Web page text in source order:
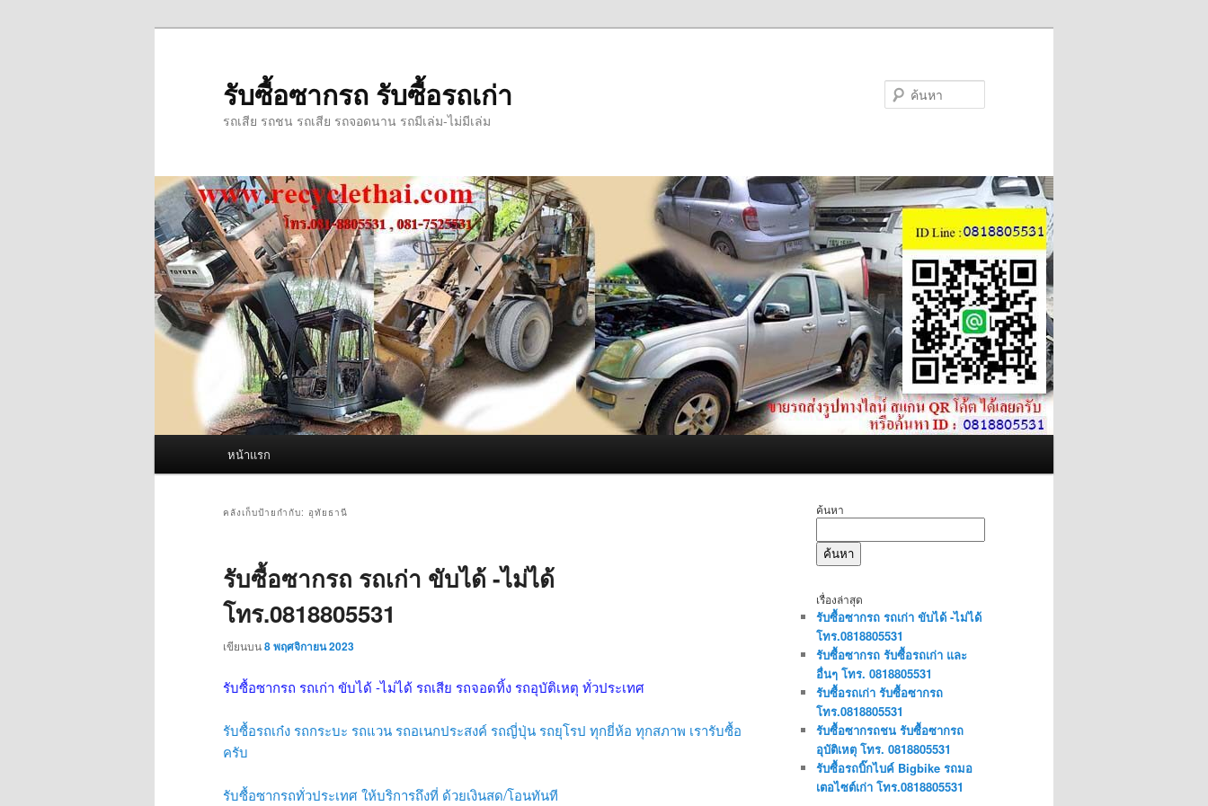
รับซื้อซากรถ รับซื้อรถเก่า
รถเสีย รถชน รถเสีย รถจอดนาน รถมีเล่ม-ไม่มีเล่ม
หน้าแรก
คลังเก็บป้ายกำกับ: อุทัยธานี
รับซื้อซากรถ รถเก่า ขับได้ -ไม่ได้
โทร.0818805531
เขียนบน8 พฤศจิกายน 2023
รับซื้อซากรถ รถเก่า ขับได้ -ไม่ได้ รถเสีย รถจอดทิ้ง รถอุบัติเหตุ ทั่วประเทศ
รับซื้อรถเก๋ง รถกระบะ รถแวน รถอเนกประสงค์ รถญี่ปุ่น รถยุโรป ทุกยี่ห้อ ทุกสภาพ เรารับซื้อ
ครับ
รับซื้อซากรถทั่วประเทศ ให้บริการถึงที่ ด้วยเงินสด/โอนทันที
ค้นหา
ค้นหา
เรื่องล่าสุด
รับซื้อซากรถ รถเก่า ขับได้ -ไม่ได้
โทร.0818805531
รับซื้อซากรถ รับซื้อรถเก่า และ
อื่นๆ โทร. 0818805531
รับซื้อรถเก่า รับซื้อซากรถ
โทร.0818805531
รับซื้อซากรถชน รับซื้อซากรถ
อุบัติเหตุ โทร. 0818805531
รับซื้อรถบิ๊กไบค์ Bigbike รถมอ
เตอไซต์เก่า โทร.0818805531